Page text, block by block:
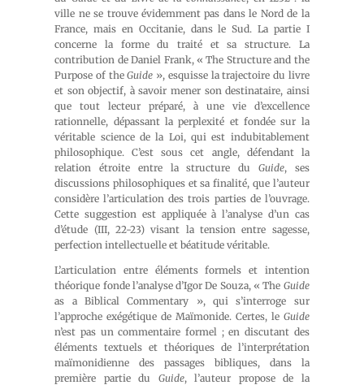
ville ne se trouve évidemment pas dans le Nord de la
France, mais en Occitanie, dans le Sud. La partie I
concerne la forme du traité et sa structure. La
contribution de Daniel Frank, « The Structure and the
Purpose of theGuide », esquisse la trajectoire du livre
et son objectif, à savoir mener son destinataire, ainsi
que tout lecteur préparé, à une vie d’excellence
rationnelle, dépassant la perplexité et fondée sur la
véritable science de la Loi, qui est indubitablement
philosophique. C’est sous cet angle, défendant la
relation étroite entre la structure du Guide, ses
discussions philosophiques et sa finalité, que l’auteur
considère l’articulation des trois parties de l’ouvrage.
Cette suggestion est appliquée à l’analyse d’un cas
d’étude (III, 22-23) visant la tension entre sagesse,
perfection intellectuelle et béatitude véritable.
L’articulation entre éléments formels et intention
théorique fonde l’analyse d’Igor De Souza, « The Guide
as a Biblical Commentary », qui s’interroge sur
l’approche exégétique de Maïmonide. Certes, le Guide
n’est pas un commentaire formel ; en discutant des
éléments textuels et théoriques de l’interprétation
maïmonidienne des passages bibliques, dans la
première partie du Guide, l’auteur propose de la